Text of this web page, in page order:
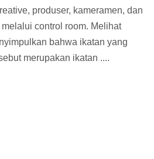
produser, kameramen, dan
control room. Melihat
bahwa ikatan yang
merupakan ikatan ....